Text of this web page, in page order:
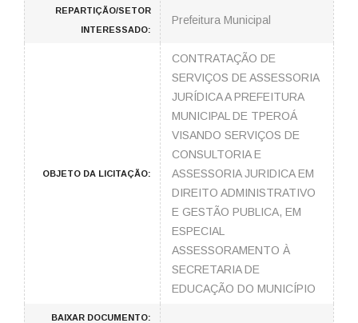
REPARTIÇÃO/SETOR
INTERESSADO:
Prefeitura Municipal
OBJETO DA LICITAÇÃO:
CONTRATAÇÃO DE
SERVIÇOS DE ASSESSORIA
JURÍDICA A PREFEITURA
MUNICIPAL DE TPEROÁ
VISANDO SERVIÇOS DE
CONSULTORIA E
ASSESSORIA JURIDICA EM
DIREITO ADMINISTRATIVO
E GESTÃO PUBLICA, EM
ESPECIAL
ASSESSORAMENTO À
SECRETARIA DE
EDUCAÇÃO DO MUNICÍPIO
BAIXAR DOCUMENTO: